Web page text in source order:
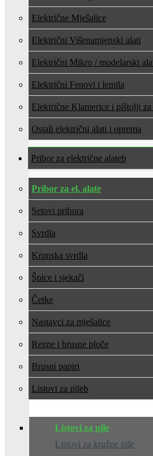
Električne Mješalice
Električni Višenamjenski alati
Električni Mikro / modelarski
Električni Fenovi i lemila
Električne Klamerice i pištolji
Ostali električni alati i oprema
Pribor za električne alate
Pribor za el. alate
Setovi pribora
Svrdla
Krunska svrdla
Špice i sjekači
Četke
Nastavci za mješalice
Rezne i brusne ploče
Brusni papiri
Listovi za pile
Listovi za pile
Listovi za kružne pile